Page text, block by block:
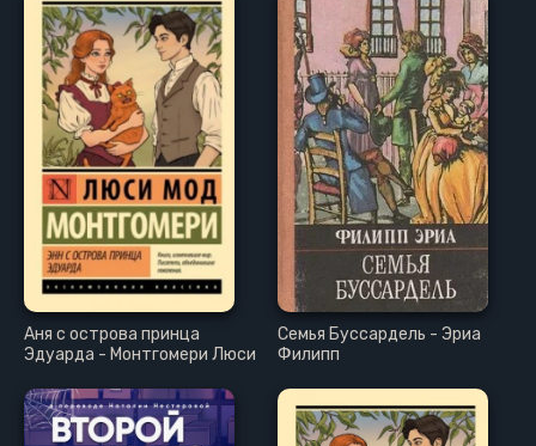
Аня с острова принца
Эдуарда - Монтгомери Люси
Семья Буссардель - Эриа
Филипп